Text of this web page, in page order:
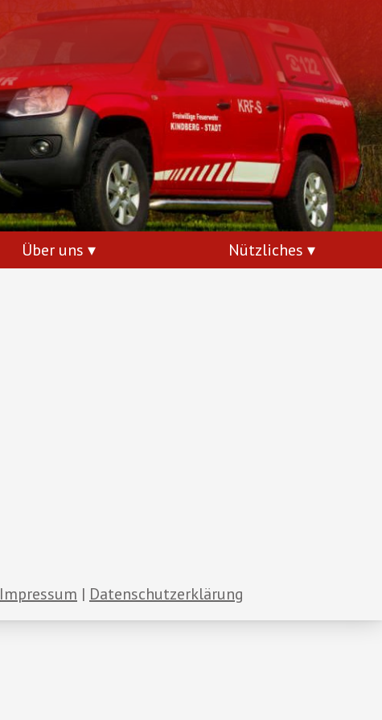
Über uns Nützliches
Impressum Datenschutzerklärung